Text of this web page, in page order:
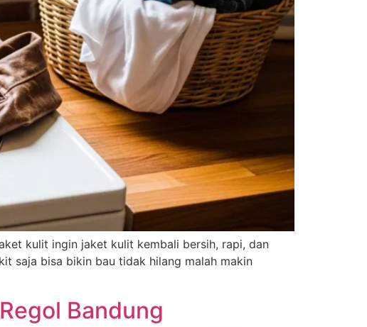
kulit ingin jaket kulit kembali bersih, rapi, dan
saja bisa bikin bau tidak hilang malah makin
Bandung